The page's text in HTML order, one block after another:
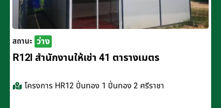
สถานะ ว่าง
R12I สำนักงานให้เช่า 41 ตารางเมตร
โครงการ HR12 ปิ่นทอง 1 ปิ่นทอง 2 ศรีราชา